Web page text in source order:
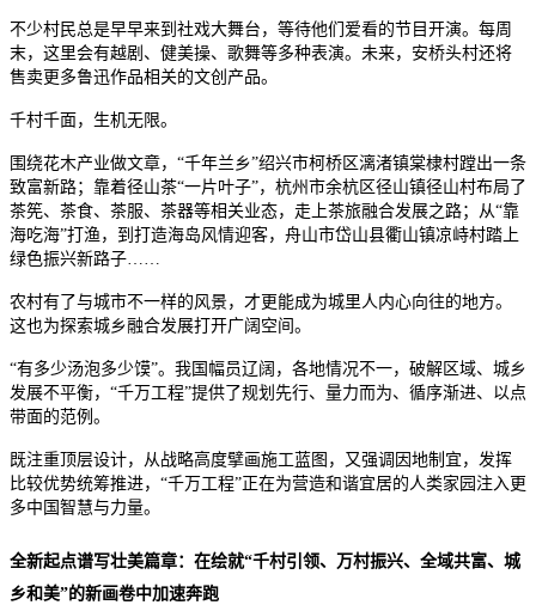
不少村民总是早早来到社戏大舞台，等待他们爱看的节目开演。每周
末，这里会有越剧、健美操、歌舞等多种表演。未来，安桥头村还将
售卖更多鲁迅作品相关的文创产品。
千村千面，生机无限。
围绕花木产业做文章，“千年兰乡”绍兴市柯桥区漓渚镇棠棣村蹚出一条
致富新路；靠着径山茶“一片叶子”，杭州市余杭区径山镇径山村布局了
茶筅、茶食、茶服、茶器等相关业态，走上茶旅融合发展之路；从“靠
海吃海”打渔，到打造海岛风情迎客，舟山市岱山县衢山镇凉峙村踏上
绿色振兴新路子……
农村有了与城市不一样的风景，才更能成为城里人内心向往的地方。
这也为探索城乡融合发展打开广阔空间。
“有多少汤泡多少馍”。我国幅员辽阔，各地情况不一，破解区域、城乡
发展不平衡，“千万工程”提供了规划先行、量力而为、循序渐进、以点
带面的范例。
既注重顶层设计，从战略高度擘画施工蓝图，又强调因地制宜，发挥
比较优势统筹推进，“千万工程”正在为营造和谐宜居的人类家园注入更
多中国智慧与力量。
全新起点谱写壮美篇章：在绘就“千村引领、万村振兴、全域共富、城
乡和美”的新画卷中加速奔跑